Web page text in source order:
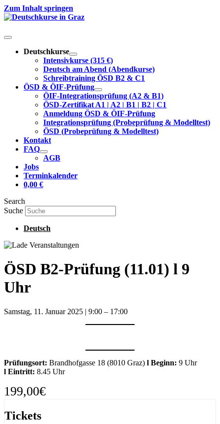
Zum Inhalt springen
Deutschkurse
Intensivkurse (315 €)
Deutsch am Abend (Abendkurse)
Schreibtraining ÖSD B2 & C1
ÖSD & ÖIF-Prüfung
ÖIF-Integrationsprüfung (A2 & B1)
ÖSD-Zertifikat A1 | A2 | B1 | B2 | C1
Anmeldung ÖSD & ÖIF-Prüfung
Integrationsprüfung (Probeprüfung & Modelltest)
ÖSD (Probeprüfung & Modelltest)
Kontakt
FAQ
AGB
Jobs
Terminkalender
0,00 €
Search
Suche
Deutsch
ÖSD B2-Prüfung (11.01) l 9
Uhr
Samstag, 11. Januar 2025 | 9:00 – 17:00
Prüfungsort: Brandhofgasse 18 (8010 Graz) l Beginn: 9 Uhr
l Eintritt: 8.45 Uhr
199,00€
Tickets